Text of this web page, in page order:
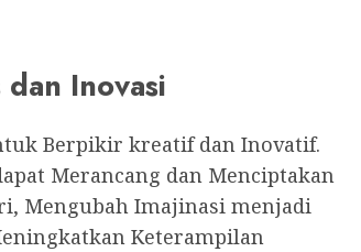
Inovasi
Berpikir kreatif dan Inovatif.
Merancang dan Menciptakan
Mengubah Imajinasi menjadi
Keterampilan